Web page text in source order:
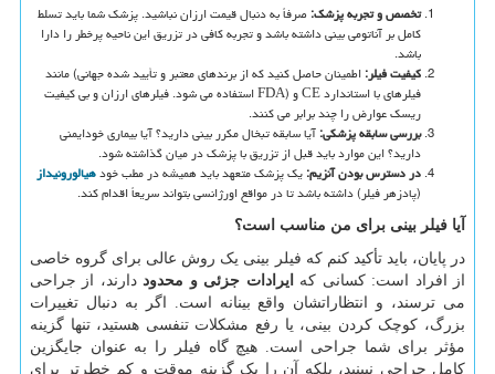
تخصص و تجربه پزشک: صرفاً به دنبال قیمت ارزان نباشید. پزشک شما باید تسلط
کامل بر آناتومی بینی داشته باشد و تجربه کافی در تزریق این ناحیه پرخطر را دارا
باشد.
کیفیت فیلر:اطمینان حاصل کنید که از برندهای معتبر و تأیید شده جهانی(مانند
فیلرهای با استانداردCEوFDA)استفاده می شود. فیلرهای ارزان و بی کیفیت
ریسک عوارض را چند برابر می کنند.
بررسی سابقه پزشکی:آیا سابقه تبخال مکرر بینی دارید؟ آیا بیماری خودایمنی
دارید؟ این موارد باید قبل از تزریق با پزشک در میان گذاشته شود.
در دسترس بودن آنزیم:یک پزشک متعهد باید همیشه در مطب خودهیالورونیداز
(پادزهر فیلر) داشته باشد تا در مواقع اورژانسی بتواند سریعاً اقدام کند.
آیا فیلر بینی برای من مناسب است؟
در پایان، باید تأکید کنم که فیلر بینی یک روش عالی برای گروه خاصی
از افراد است: کسانی که
ایرادات جزئی و محدوددارند، از جراحی
می ترسند، و انتظاراتشان واقع بینانه است. اگر به دنبال تغییرات
بزرگ، کوچک کردن بینی، یا رفع مشکلات تنفسی هستید، تنها گزینه
مؤثر برای شما جراحی است. هیچ گاه فیلر را به عنوان جایگزین
کامل جراحی نبینید، بلکه آن را یک گزینه موقت و کم خطرتر برای